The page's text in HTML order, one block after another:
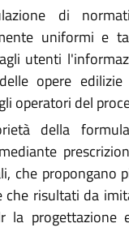
di
uniformi e
utenti
opere
operatori del
della
che propongano
che risultati da
la progettazione